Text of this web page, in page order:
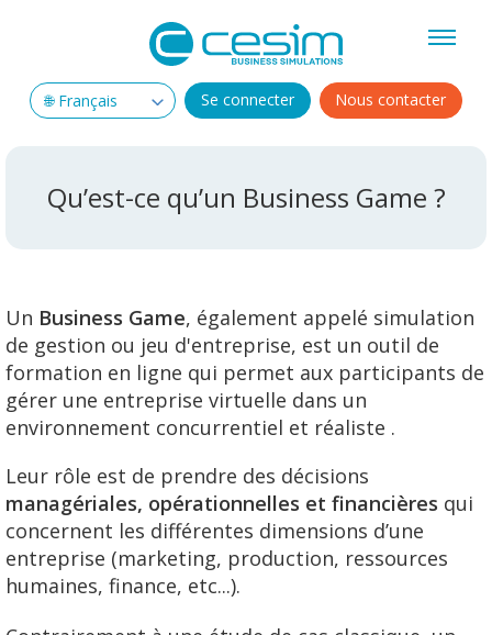
Se connecter Nous contacter
Qu’est-ce qu’un Business Game ?
Un Business Game, également appelé simulation
de gestion ou jeu d'entreprise, est un outil de
formation en ligne qui permet aux participants de
gérer une entreprise virtuelle dans un
environnement concurrentiel et réaliste .
Leur rôle est de prendre des décisions
managériales, opérationnelles et financières qui
concernent les différentes dimensions d’une
entreprise (marketing, production, ressources
humaines, finance, etc...).